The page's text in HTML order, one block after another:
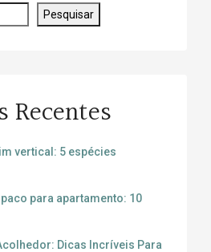
Pesquisar
Recentes
vertical: 5 espécies
para apartamento: 10
Dicas Incríveis Para